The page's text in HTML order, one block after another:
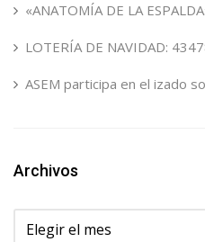
«ANATOMÍA DE LA
LOTERÍA DE NAVIDAD:
ASEM participa en el izado
Archivos
Archivos